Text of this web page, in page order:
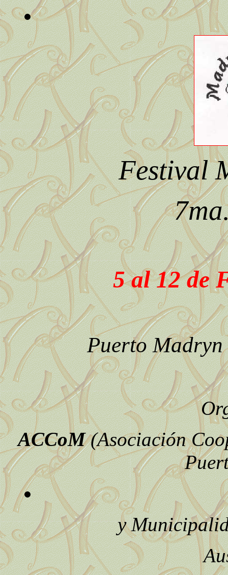
Festival
5 al 12 de
Puerto
ACCoM(Asociación
y